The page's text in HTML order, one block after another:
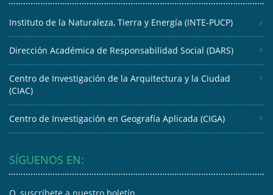
Instituto de la Naturaleza, Tierra y Energía (INTE-PUCP)
Dirección Académica de Responsabilidad Social (DARS)
Centro de Investigación de la Arquitectura y la Ciudad
(CIAC)
Centro de Investigación en Geografía Aplicada (CIGA)
SÍGUENOS EN: